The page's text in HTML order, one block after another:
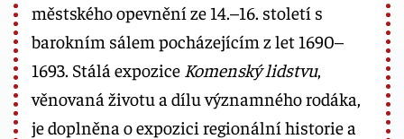
městského opevnění ze 14.–16. století s
barokním sálem pocházejícím z let 1690–
1693. Stálá expozice Komenský lidstvu,
věnovaná životu a dílu významného rodáka,
je doplněna o expozici regionální historie a